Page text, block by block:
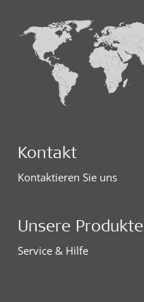
Kontakt
Kontaktieren Sie uns
Unsere Produkte
Service & Hilfe